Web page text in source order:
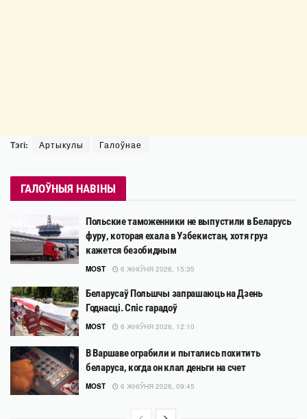
Тэгі: Артыкулы Галоўнае
ГАЛОЎНЫЯ НАВІНЫ
Польские таможенники не выпустили в Беларусь
фуру, которая ехала в Узбекистан, хотя груз
кажется безобидным
MOST 6 ЖНІЎНЯ 2026, 15:35
Беларусаў Польшчы запрашаюць на Дзень
Годнасці. Спіс гарадоў
MOST 6 ЖНІЎНЯ 2026, 12:10
В Варшаве ограбили и пытались похитить
беларуса, когда он клал деньги на счет
MOST 6 ЖНІЎНЯ 2026, 09:45